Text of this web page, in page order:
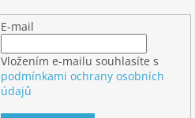
E-mail
Vložením e-mailu souhlasíte s
podmínkami ochrany osobních
údajů